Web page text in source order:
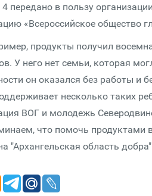
передано в пользу
«Всероссийское общество
продукты получил
У него нет семьи, которая
он оказался без работы и
несколько таких
ВОГ и молодежь
что помочь продуктами
"Архангельская область